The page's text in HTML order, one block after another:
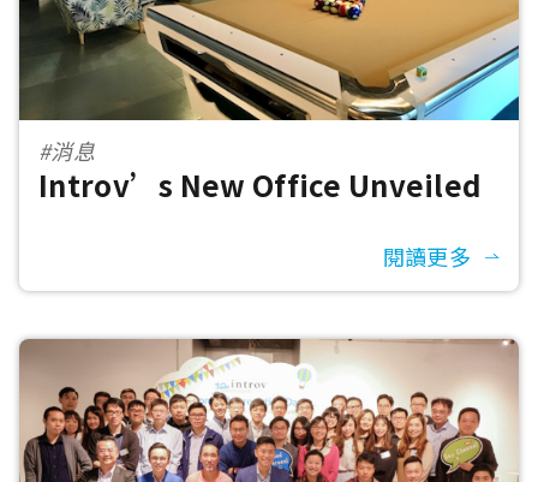
#消息
Introv’s New Office Unveiled
閱讀更多